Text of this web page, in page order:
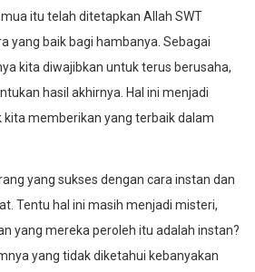
itu telah ditetapkan Allah SWT
yang baik bagi hambanya. Sebagai
kita diwajibkan untuk terus berusaha,
hasil akhirnya. Hal ini menjadi
memberikan yang terbaik dalam
yang sukses dengan cara instan dan
Tentu hal ini masih menjadi misteri,
yang mereka peroleh itu adalah instan?
yang tidak diketahui kebanyakan